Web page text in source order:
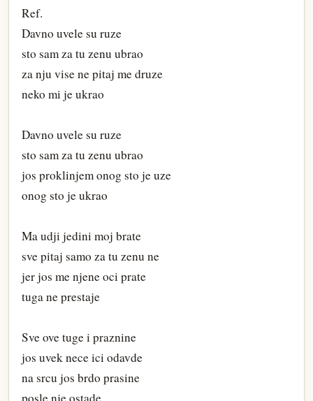
Ref.
Davno uvele su ruze
sto sam za tu zenu ubrao
za nju vise ne pitaj me druze
neko mi je ukrao
Davno uvele su ruze
sto sam za tu zenu ubrao
jos proklinjem onog sto je uze
onog sto je ukrao
Ma udji jedini moj brate
sve pitaj samo za tu zenu ne
jer jos me njene oci prate
tuga ne prestaje
Sve ove tuge i praznine
jos uvek nece ici odavde
na srcu jos brdo prasine